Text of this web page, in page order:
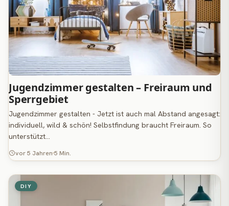
Jugendzimmer gestalten – Freiraum und
Sperrgebiet
Jugendzimmer gestalten - Jetzt ist auch mal Abstand angesagt:
individuell, wild & schön! Selbstfindung braucht Freiraum. So
unterstützt…
vor 5 Jahren 5 Min.
DIY